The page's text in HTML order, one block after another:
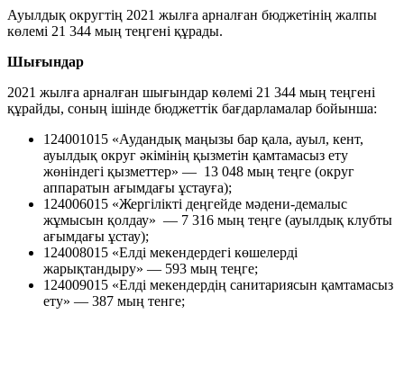
Ауылдық округтiң 2021 жылға арналған бюджетiнiң жалпы
көлемi 21 344 мың теңгенi құрады.
Шығындар
2021 жылға арналған шығындар көлемi 21 344 мың теңгенi
құрайды, соның iшiнде бюджеттiк бағдарламалар бойынша:
124001015 «Аудандық маңызы бар қала, ауыл, кент,
ауылдық округ әкiмiнiң қызметiн қамтамасыз ету
жөнiндегi қызметтер» — 13 048 мың теңге (округ
аппаратын ағымдағы ұстауға);
124006015 «Жергiлiктi деңгейде мәдени-демалыс
жұмысын қолдау» — 7 316 мың теңге (ауылдық клубты
ағымдағы ұстау);
124008015 «Елдi мекендердегi көшелердi
жарықтандыру» — 593 мың теңге;
124009015 «Елдi мекендердiң санитариясын қамтамасыз
ету» — 387 мың тенге;